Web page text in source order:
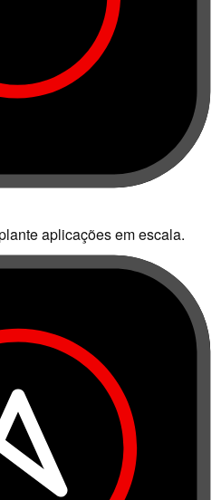
aplicações em escala.